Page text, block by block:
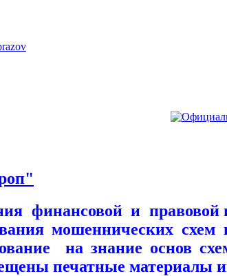
и правовой
мошеннических
на знание основ
печатные